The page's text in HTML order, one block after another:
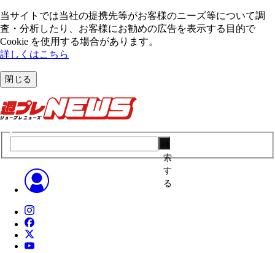
当サイトでは当社の提携先等がお客様のニーズ等について調
査・分析したり、お客様にお勧めの広告を表⽰する⽬的で
Cookie を使⽤する場合があります。
詳しくはこちら
閉じる
索
す
る